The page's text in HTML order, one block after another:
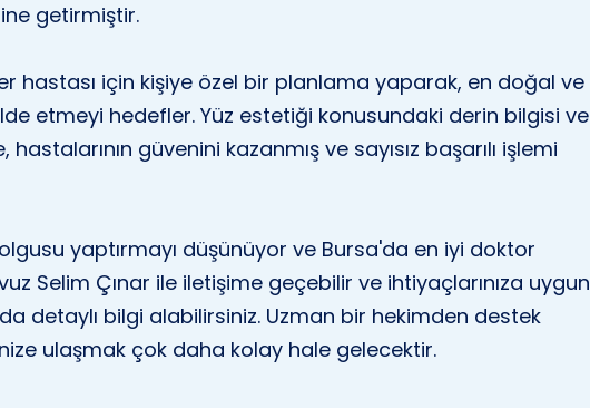
getirmiştir.
hastası için kişiye özel bir planlama yaparak, en doğal ve
etmeyi hedefler. Yüz estetiği konusundaki derin bilgisi ve
güvenini kazanmış ve sayısız başarılı işlemi
yaptırmayı düşünüyor ve Bursa'da en iyi doktor
Selim Çınar ile iletişime geçebilir ve ihtiyaçlarınıza uygun
detaylı bilgi alabilirsiniz. Uzman bir hekimden destek
ulaşmak çok daha kolay hale gelecektir.